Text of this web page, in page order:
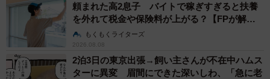
4/9
首をかしげるポーズが愛らしいミントちゃん（画像提供：ぴえん猫ミン
トさん）
リプライには、ユーモアあふれる声が次々と寄せられてい
頼まれた高2息子 バイトで稼ぎすぎると扶養
を外れて税金や保険料が上がる？【FPが解
説】もくもくライターズ
2026.08.08
2泊3日の東京出張→飼い主さんが不在中ハムス
ターに異変 眉間にできた深いしわ、「急に老